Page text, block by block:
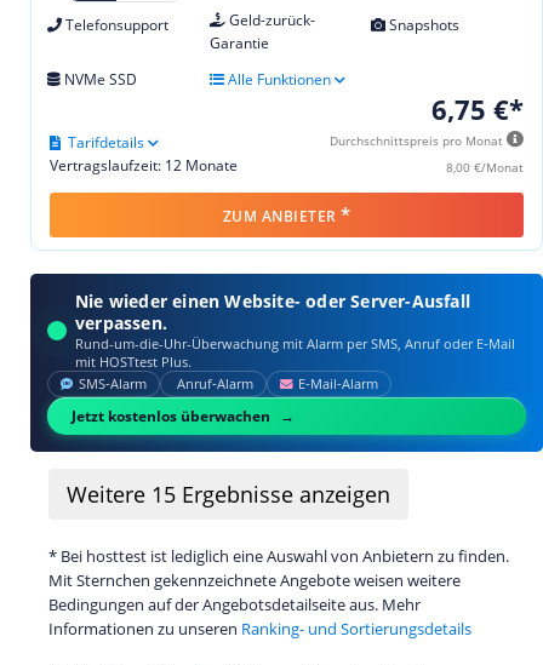
Telefonsupport
Geld-zurück-
Garantie
Snapshots
NVMe SSD Alle Funktionen
6,75 €*
Durchschnittspreis pro Monat
8,00 €/Monat
Vertragslaufzeit: 12 Monate
Tarifdetails
ZUM ANBIETER *
Nie wieder einen Website- oder Server-Ausfall
verpassen.
Rund-um-die-Uhr-Überwachung mit Alarm per SMS, Anruf oder E‑Mail
mit HOSTtest Plus.
SMS‑Alarm Anruf‑Alarm E‑Mail‑Alarm
Jetzt kostenlos überwachen
Weitere 15 Ergebnisse anzeigen
* Bei hosttest ist lediglich eine Auswahl von Anbietern zu finden.
Mit Sternchen gekennzeichnete Angebote weisen weitere
Bedingungen auf der Angebotsdetailseite aus. Mehr
Informationen zu unseren Ranking- und Sortierungsdetails